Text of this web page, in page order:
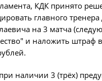
КДК принято
главного тренера
на 3 матча
и наложить штраф
наличии 3 (трёх)